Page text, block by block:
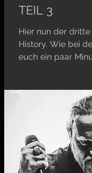
TEIL 3
Hier nun der dritte
History. Wie bei
euch ein paar